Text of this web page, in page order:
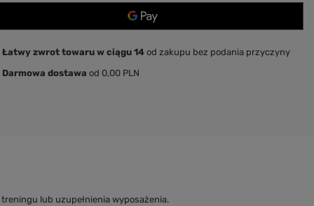
Łatwy zwrot towaru w ciągu 14 od zakupu bez podania przyczyny
Darmowa dostawa od 0,00 PLN
lub uzupełnienia wyposażenia.